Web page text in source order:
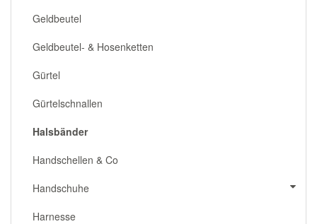
Geldbeutel
Geldbeutel- & Hosenketten
Gürtel
Gürtelschnallen
Halsbänder
Handschellen & Co
Handschuhe
Harnesse